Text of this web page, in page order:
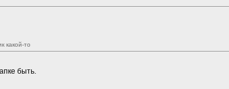
какой-то
быть.